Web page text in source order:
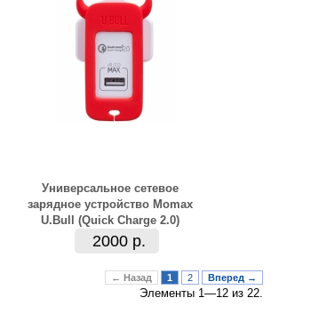
Универсальное сетевое
зарядное устройство Momax
U.Bull (Quick Charge 2.0)
2000 р.
← Назад 1 2 Вперед →
Элементы 1—12 из 22.